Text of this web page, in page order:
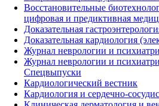
Восстановительные
цифровая и предиктивная
Доказательная
Доказательная кардиология
Журнал неврологии и
Журнал неврологии и
Спецвыпуски
Кардиологический вестник
Кардиология и сердечно-